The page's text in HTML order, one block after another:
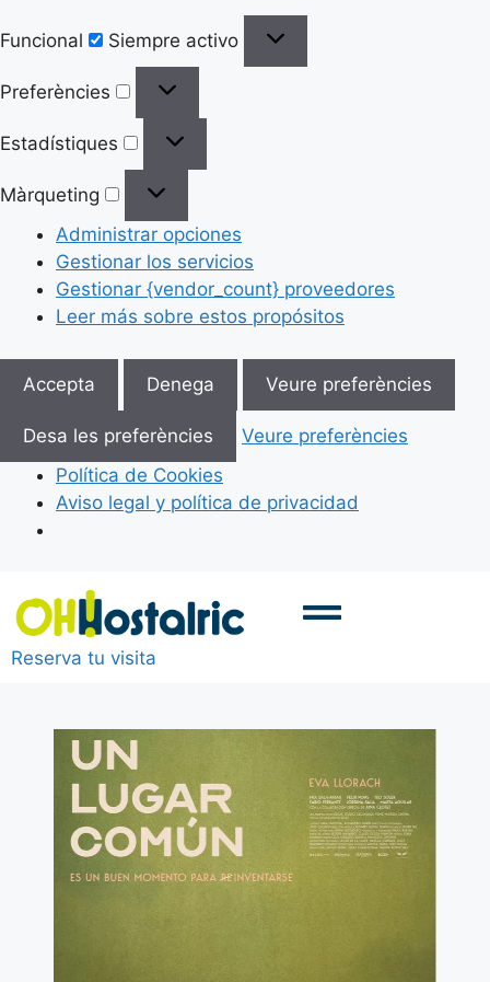
Funcional Siempre activo
Preferències
Estadístiques
Màrqueting
Administrar opciones
Gestionar los servicios
Gestionar {vendor_count} proveedores
Leer más sobre estos propósitos
Accepta Denega Veure preferències
Desa les preferències
Veure preferències
Política de Cookies
Aviso legal y política de privacidad
Reserva tu visita